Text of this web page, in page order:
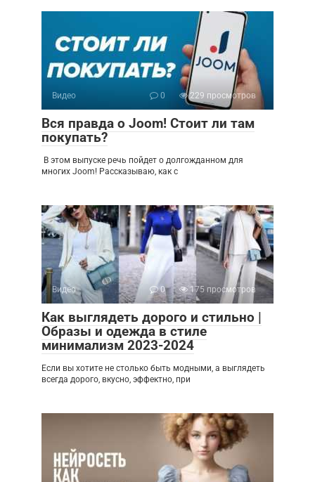
Видео 0 229 просмотров
Вся правда о Joom! Стоит ли там
покупать?
В этом выпуске речь пойдет о долгожданном для
многих Joom! Рассказываю, как с
Видео 0 175 просмотров
Как выглядеть дорого и стильно |
Образы и одежда в стиле
минимализм 2023-2024
Если вы хотите не столько быть модными, а выглядеть
всегда дорого, вкусно, эффектно, при